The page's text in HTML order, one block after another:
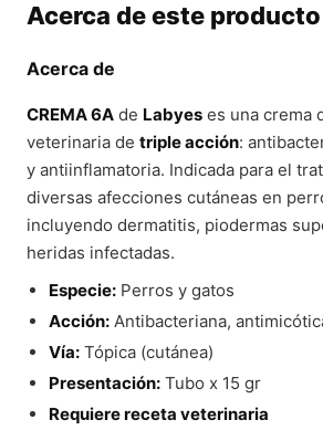
Acerca de este producto
Acerca de
CREMA 6A de Labyes es una crema
veterinaria de triple acción:
y antiinflamatoria. Indicada para el
diversas afecciones cutáneas en
incluyendo dermatitis, piodermas
heridas infectadas.
Especie:Perros y gatos
Acción:Antibacteriana,
Vía:Tópica (cutánea)
Presentación:Tubo x 15 gr
Requiere receta veterinaria